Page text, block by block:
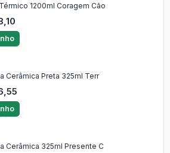
1200ml Coragem Cão
Cerâmica Preta 325ml Terr
Cerâmica 325ml Presente C